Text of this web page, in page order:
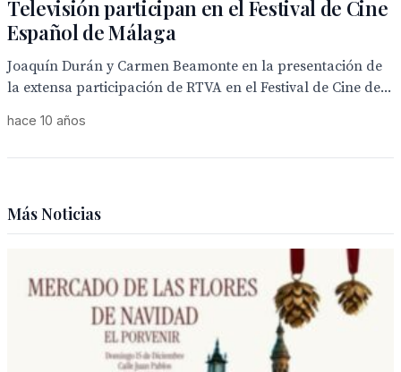
Televisión participan en el Festival de Cine
Español de Málaga
Joaquín Durán y Carmen Beamonte en la presentación de
la extensa participación de RTVA en el Festival de Cine de...
hace 10 años
Más Noticias